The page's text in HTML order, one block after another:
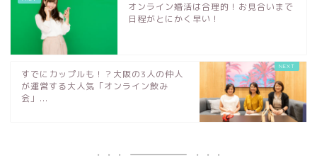
オンライン婚活は合理的！お見合いまで
日程がとにかく早い！
すでにカップルも！？大阪の3人の仲人
が運営する大人気「オンライン飲み
会」...